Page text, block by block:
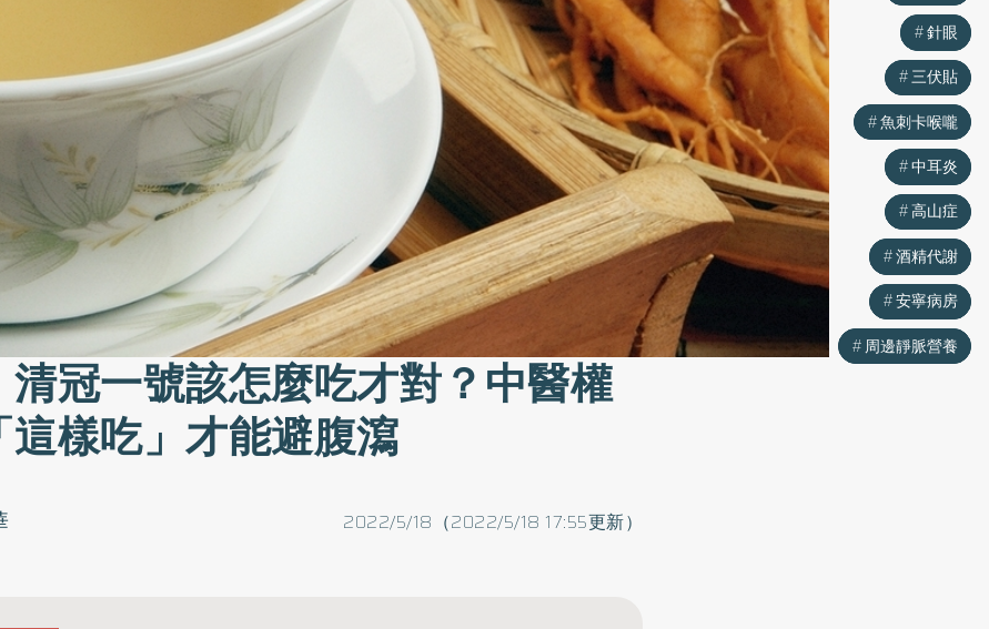
冠一號該怎麼吃才對？中醫權
樣吃」才能避腹瀉
2022/5/18（2022/5/18 17:55更新）
針眼
三伏貼
魚刺卡喉嚨
中耳炎
高山症
酒精代謝
安寧病房
周邊靜脈營養
針眼
三伏貼
魚刺卡喉嚨
中耳炎
高山症
酒精代謝
安寧病房
周邊靜脈營養